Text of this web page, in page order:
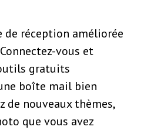
de réception améliorée
vous et
gratuits
boîte mail bien
de nouveaux thèmes,
que vous avez